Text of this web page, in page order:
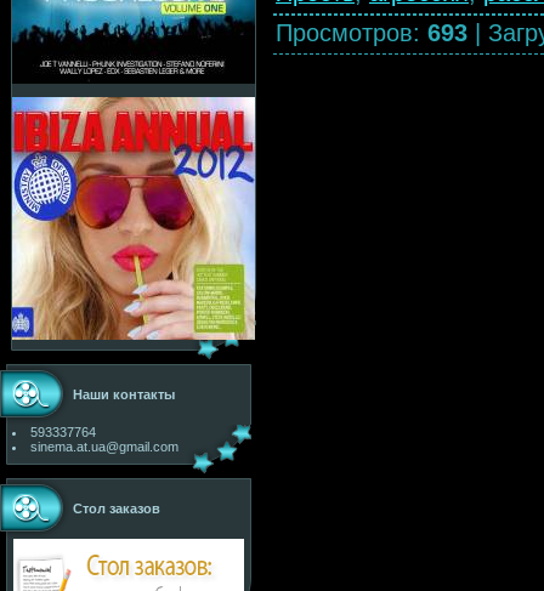
Наши контакты
593337764
sinema.at.ua@gmail.com
Стол заказов
Просмотров: 693 |